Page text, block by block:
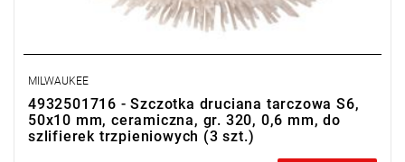
MILWAUKEE
4932501716 - Szczotka druciana tarczowa S6,
50x10 mm, ceramiczna, gr. 320, 0,6 mm, do
szlifierek trzpieniowych (3 szt.)